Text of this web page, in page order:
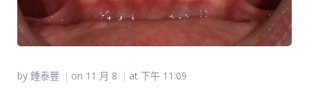
by 鍾泰豐 | on 11 月 8 | at 下午 11:09